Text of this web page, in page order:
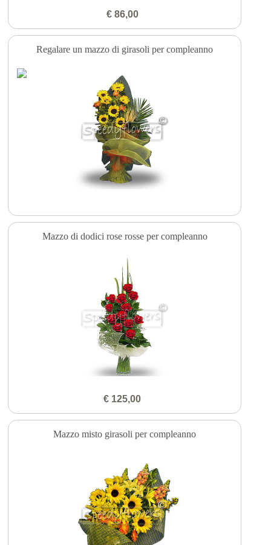
€ 86,00
Regalare un mazzo di girasoli per compleanno
Mazzo di dodici rose rosse per compleanno
€ 125,00
Mazzo misto girasoli per compleanno